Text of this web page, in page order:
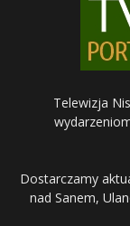
Telewizja
Dostarczamy
nad Sanem,